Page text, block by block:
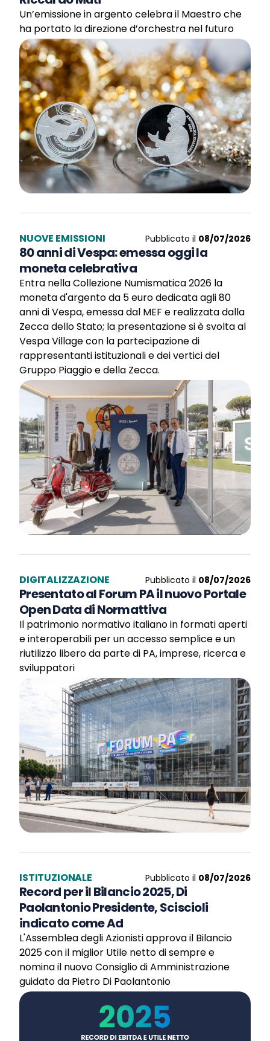
Un’emissione in argento celebra il Maestro che
ha portato la direzione d’orchestra nel futuro
NUOVE EMISSIONI Pubblicato il 08/07/2026
80 anni di Vespa: emessa oggi la
moneta celebrativa
Entra nella Collezione Numismatica 2026 la
moneta d'argento da 5 euro dedicata agli 80
anni di Vespa, emessa dal MEF e realizzata dalla
Zecca dello Stato; la presentazione si è svolta al
Vespa Village con la partecipazione di
rappresentanti istituzionali e dei vertici del
Gruppo Piaggio e della Zecca.
DIGITALIZZAZIONE Pubblicato il 08/07/2026
Presentato al Forum PA il nuovo Portale
Open Data di Normattiva
Il patrimonio normativo italiano in formati aperti
e interoperabili per un accesso semplice e un
riutilizzo libero da parte di PA, imprese, ricerca e
sviluppatori
ISTITUZIONALE Pubblicato il 08/07/2026
Record per il Bilancio 2025, Di
Paolantonio Presidente, Sciscioli
indicato come Ad
L'Assemblea degli Azionisti approva il Bilancio
2025 con il miglior Utile netto di sempre e
nomina il nuovo Consiglio di Amministrazione
guidato da Pietro Di Paolantonio